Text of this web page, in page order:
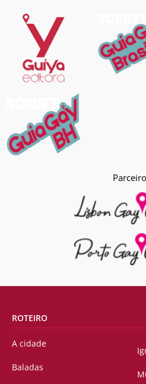
ROTEIRO
A cidade
Baladas